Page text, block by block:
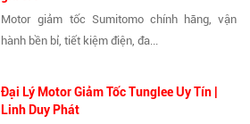
Motor giảm tốc Sumitomo chính hãng, vận
hành bền bỉ, tiết kiệm điện, đa...
Đại Lý Motor Giảm Tốc Tunglee Uy Tín |
Linh Duy Phát